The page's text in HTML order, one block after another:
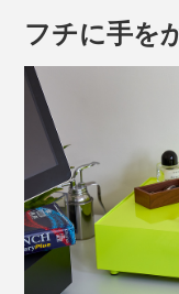
何を置こうか、ど
まります。
フチに手を